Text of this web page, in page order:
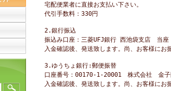
宅配便業者に直接お支払い下さい。
代引手数料：330円
2.銀行振込
振込み口座：三菱UFJ銀行 西池袋支店 当
入金確認後、発送致します。尚、お客様にお
3.ゆうちょ銀行:郵便振替
口座番号：00170‐1‐20001 株式会社 金子
入金確認後、発送致します。尚、お客様にお